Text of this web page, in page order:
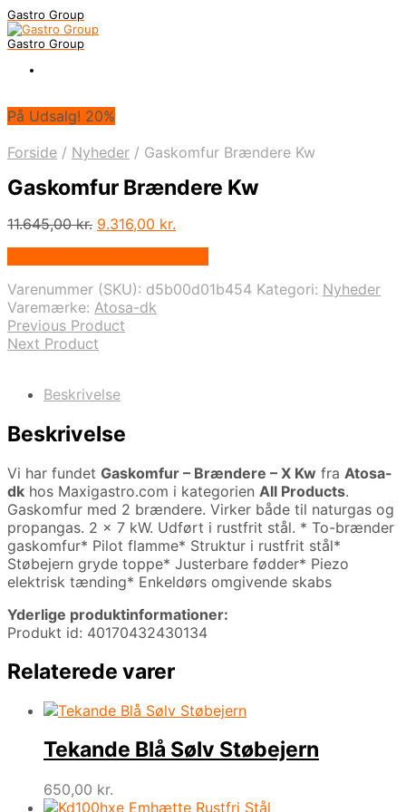
Gastro Group
Gastro Group
På Udsalg! 20%
Forside / Nyheder / Gaskomfur Brændere Kw
Gaskomfur Brændere Kw
11.645,00kr. Den
11.645,00 kr..
9.316,00 kr.
9.316,00 kr..
Varenummer (SKU): d5b00d01b454 Kategori: Nyheder
Varemærke: Atosa-dk
Previous Product
Next Product
Beskrivelse
Beskrivelse
Vi har fundet Gaskomfur – Brændere – X Kw fra Atosa-
dk hos Maxigastro.com i kategorien All Products.
Gaskomfur med 2 brændere. Virker både til naturgas og
propangas. 2 x 7 kW. Udført i rustfrit stål. * To-brænder
gaskomfur* Pilot flamme* Struktur i rustfrit stål*
Støbejern gryde toppe* Justerbare fødder* Piezo
elektrisk tænding* Enkeldørs omgivende skabs
Yderlige produktinformationer:
Produkt id: 40170432430134
Relaterede varer
Tekande Blå Sølv Støbejern
650,00 kr.